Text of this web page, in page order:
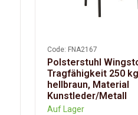
Code: FNA2167
Polsterstuhl
Tragfähigkeit 250
hellbraun, Material
Kunstleder/Metall
Auf Lager